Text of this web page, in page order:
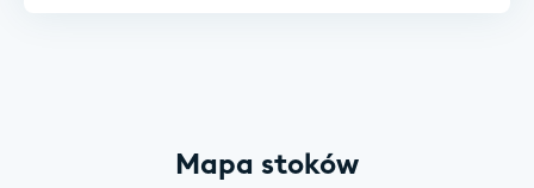
Mapa stoków